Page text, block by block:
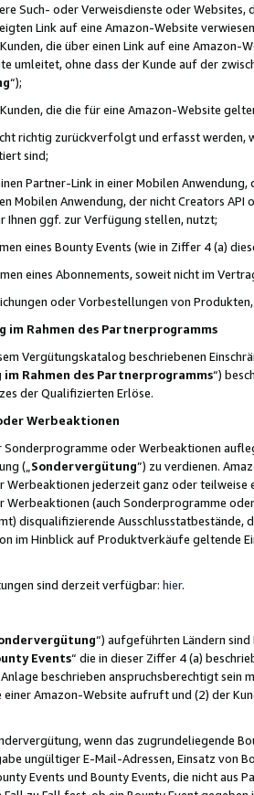
Such- oder Verweisdienste oder Websites,
Link auf eine Amazon-Website
die über einen Link auf eine
umleitet, ohne dass der Kunde auf der
“);
die die für eine Amazon-Website
richtig zurückverfolgt und erfasst werden,
sind;
Partner-Link in einer Mobilen
Mobilen Anwendung, der nicht Creators
Ihnen ggf. zur Verfügung stellen, nutzt;
eines Bounty Events (wie in Ziffer 4 (a)
eines Abonnements, soweit nicht im
oder Vorbestellungen von
im Rahmen des Partnerprogramms
Vergütungskatalog beschriebenen
Rahmen des Partnerprogramms“)
der Qualifizierten Erlöse.
Werbeaktionen
Sonderprogramme oder Werbeaktionen
(„ Sondervergütung”) zu verdienen.
Werbeaktionen jederzeit ganz oder
Werbeaktionen (auch Sonderprogramme
disqualifizierende Ausschlusstatbestände,
im Hinblick auf Produktverkäufe geltende
sind derzeit verfügbar: hier.
“) aufgeführten Ländern
Events“ die in dieser Ziffer 4 (a)
beschrieben anspruchsberechtigt sein
Amazon-Website aufruft und (2) der
wenn das zugrundeliegende
ungültiger E-Mail-Adressen, Einsatz von
Events und Bounty Events, die nicht